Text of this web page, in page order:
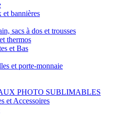
et bannières
sacs à dos et trousses
thermos
et Bas
et porte-monnaie
PHOTO SUBLIMABLES
et Accessoires